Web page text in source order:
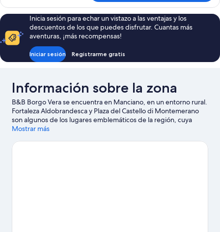
DOUBLE
4PAX
Inicia sesión para echar un vistazo a las ventajas y los
descuentos de los que puedes disfrutar. Cuantas más
aventuras, ¡más recompensas!
Iniciar sesión Registrarme gratis
Información sobre la zona
B&B Borgo Vera se encuentra en Manciano, en un entorno rural.
Fortaleza Aldobrandesca y Plaza del Castello di Montemerano
son algunos de los lugares emblemáticos de la región, cuya
belleza natural puedes admirar en Cascadas del Molino y
libre como el ciclismo de montaña, las rutas a pie o en bicicleta o
Mostrar más